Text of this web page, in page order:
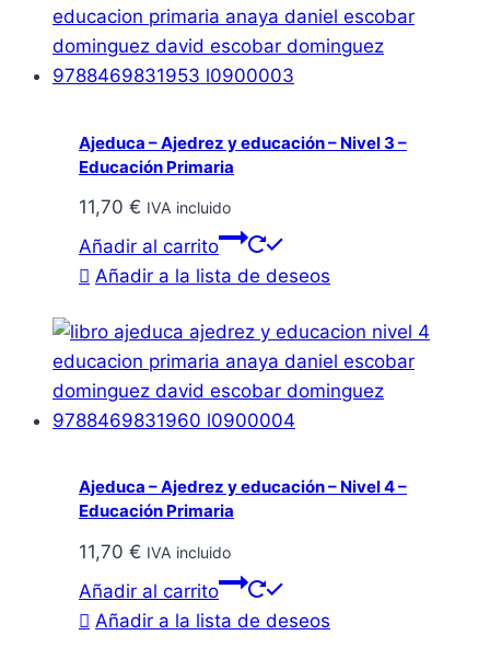
Ajeduca – Ajedrez y educación – Nivel 3 –
Educación Primaria
11,70 € IVA incluido
Añadir al carrito
Añadir a la lista de deseos
Ajeduca – Ajedrez y educación – Nivel 4 –
Educación Primaria
11,70 € IVA incluido
Añadir al carrito
Añadir a la lista de deseos